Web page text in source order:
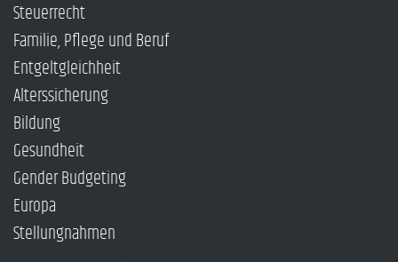
Steuerrecht
Familie, Pflege und Beruf
Entgeltgleichheit
Alterssicherung
Bildung
Gesundheit
Gender Budgeting
Europa
Stellungnahmen